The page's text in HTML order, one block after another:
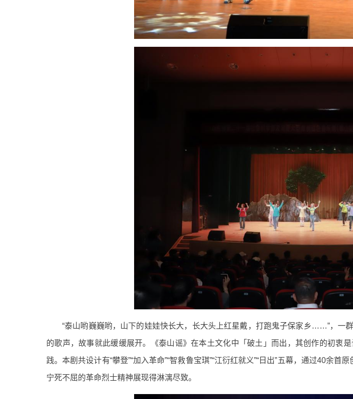
“泰山哟巍巍哟，山下的娃娃快长大，长大头上红星戴，打跑鬼子保家乡……”，一
的歌声，故事就此缓缓展开。《泰山谣》在本土文化中「破土」而出，其创作的初衷
践。本剧共设计有“攀登”“加入革命”“智救鲁宝琪”“江衍红就义”“日出”五幕，通过40余
宁死不屈的革命烈士精神展现得淋漓尽致。